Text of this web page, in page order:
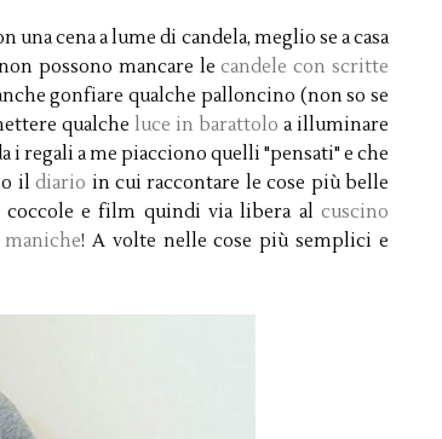
cena a lume di candela, meglio se a casa
possono mancare lecandele con scritte
gonfiare qualche palloncino (non so se
qualche luce in barattolo a illuminare
i regali a me piacciono quelli "pensati" e che
o ildiario in cui raccontare le cose più belle
coccole e film quindi via libera al cuscino
! A volte nelle cose più semplici e